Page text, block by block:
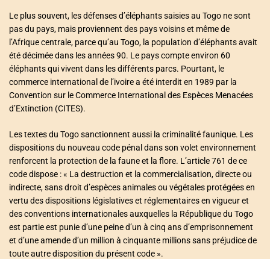
Le plus souvent, les défenses d’éléphants saisies au Togo ne sont
pas du pays, mais proviennent des pays voisins et même de
l’Afrique centrale, parce qu’au Togo, la population d’éléphants avait
été décimée dans les années 90. Le pays compte environ 60
éléphants qui vivent dans les différents parcs. Pourtant, le
commerce international de l’ivoire a été interdit en 1989 par la
Convention sur le Commerce International des Espèces Menacées
d’Extinction (CITES).
Les textes du Togo sanctionnent aussi la criminalité faunique. Les
dispositions du nouveau code pénal dans son volet environnement
renforcent la protection de la faune et la flore. L’article 761 de ce
code dispose : « La destruction et la commercialisation, directe ou
indirecte, sans droit d’espèces animales ou végétales protégées en
vertu des dispositions législatives et réglementaires en vigueur et
des conventions internationales auxquelles la République du Togo
est partie est punie d’une peine d’un à cinq ans d’emprisonnement
et d’une amende d’un million à cinquante millions sans préjudice de
toute autre disposition du présent code ».